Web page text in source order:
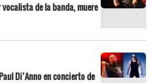
de la banda, muere
Di’Anno en concierto de